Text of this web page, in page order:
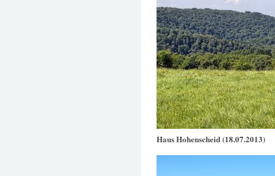
Haus Hohenscheid (18.07.2013)